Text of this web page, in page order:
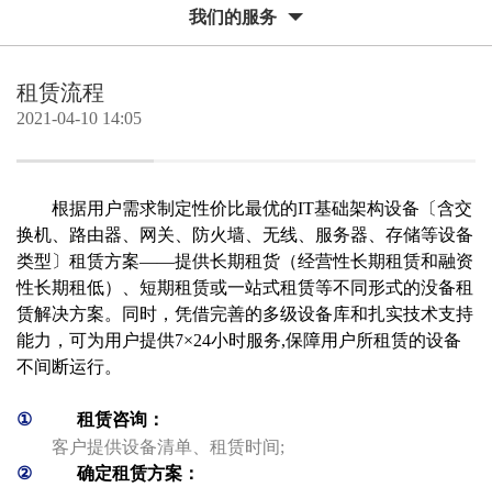
我们的服务
租赁流程
2021-04-10 14:05
根据用户需求制定性价比最优的IT基础架构设备〔含交
换机、路由器、网关、防火墙、无线、服务器、存储等设备
类型〕租赁方案——提供长期租货（经营性长期租赁和融资
性长期租低）、短期租赁或一站式租赁等不同形式的没备租
赁解决方案。同时，凭借完善的多级设备库和扎实技术支持
能力，可为用户提供7×24小时服务,保障用户所租赁的设备
不间断运行。
①
租赁咨询：
客户提供设备清单、租赁时间;
②
确定租赁方案：